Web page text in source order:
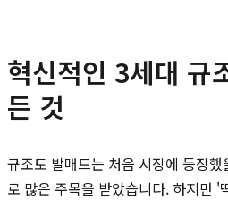
혁신적인 3세대 규
든 것
규조토 발매트는 처음 시장에 등장
로 많은 주목을 받았습니다. 하지만